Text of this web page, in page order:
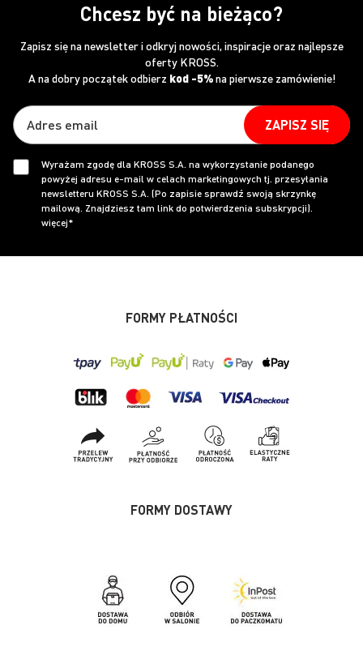
Chcesz być na bieżąco?
Zapisz się na newsletter i odkryj nowości, inspiracje oraz najlepsze
oferty KROSS.
A na dobry początek odbierz kod -5%na pierwsze zamówienie!
ZAPISZ SIĘ
Wyrażam zgodę dla KROSS S.A. na wykorzystanie podanego
powyżej adresu e-mail w celach marketingowych tj. przesyłania
newsletteru KROSS S.A. (Po zapisie sprawdź swoją skrzynkę
mailową. Znajdziesz tam link do potwierdzenia subskrypcji).
więcej*
FORMY PŁATNOŚCI
FORMY DOSTAWY